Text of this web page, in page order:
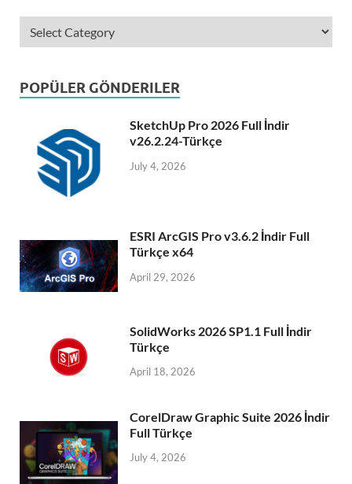
POPÜLER GÖNDERILER
SketchUp Pro 2026 Full İndir
v26.2.24-Türkçe
July 4, 2026
ESRI ArcGIS Pro v3.6.2 İndir Full
Türkçe x64
April 29, 2026
SolidWorks 2026 SP1.1 Full İndir
Türkçe
April 18, 2026
CorelDraw Graphic Suite 2026 İndir
Full Türkçe
July 4, 2026